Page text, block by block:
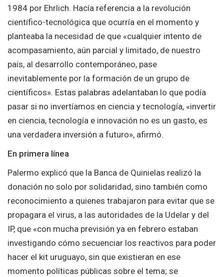
1984 por Ehrlich. Hacía referencia a la revolución
científico-tecnológica que ocurría en el momento y
planteaba la necesidad de que «cualquier intento de
acompasamiento, aún parcial y limitado, de nuestro
país, al desarrollo contemporáneo, pase
inevitablemente por la formación de un grupo de
científicos». Estas palabras adelantaban lo que podía
pasar si no invertíamos en ciencia y tecnología, «invertir
en ciencia, tecnología e innovación no es un gasto, es
una verdadera inversión a futuro», afirmó.
En primera línea
Palermo explicó que la Banca de Quinielas realizó la
donación no solo por solidaridad, sino también como
reconocimiento a quienes trabajaron para evitar que se
propagara el virus, a las autoridades de la Udelar y del
IP, que «con mucha previsión ya en febrero estaban
investigando cómo secuenciar los reactivos para poder
hacer el kit uruguayo, sin que existieran en ese
momento políticas públicas sobre el tema; se